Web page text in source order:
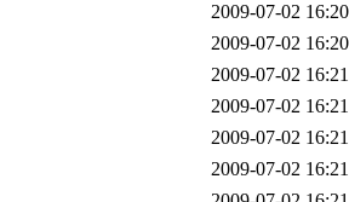
2009-07-02 16:20
2009-07-02 16:20
2009-07-02 16:21
2009-07-02 16:21
2009-07-02 16:21
2009-07-02 16:21